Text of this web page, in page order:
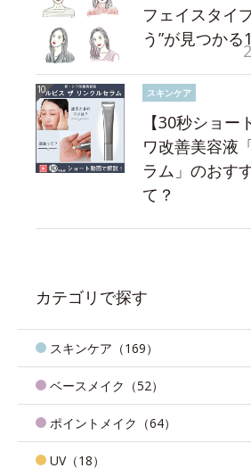
フェイスタイ
う”が見つか
スキンケア
【30秒ショ
ワ改善美容液
ラム」のおす
て？
カテゴリで探す
スキンケア（169）
ベースメイク（52）
ポイントメイク（64）
UV（18）